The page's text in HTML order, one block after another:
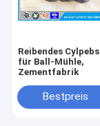
Reibendes Cylpebs
für Ball-Mühle,
Zementfabrik
Bestpreis